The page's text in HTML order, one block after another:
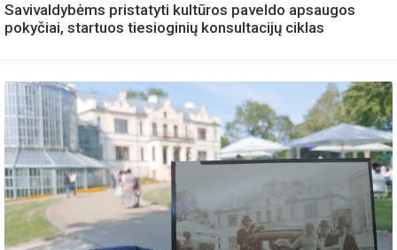
Savivaldybėms pristatyti kultūros paveldo apsaugos
pokyčiai, startuos tiesioginių konsultacijų ciklas